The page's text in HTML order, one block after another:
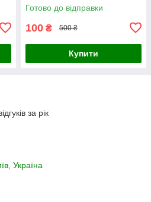
Готово до відправки
100 ₴ 500 ₴
Купити
за рік
Україна